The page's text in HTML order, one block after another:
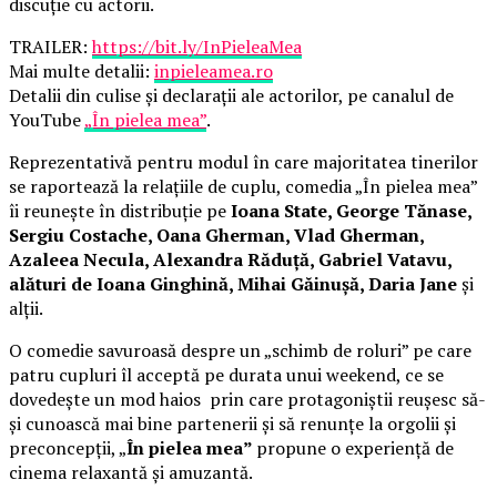
TRAILER:https://bit.ly/InPieleaMea
Mai multe detalii: inpieleamea.ro
Detalii din culise și declarații ale actorilor, pe canalul de
YouTube„În pielea mea”.
Reprezentativă pentru modul în care majoritatea tinerilor
se raportează la relațiile de cuplu, comedia „În pielea mea”
îi reunește în distribuție peIoana State, George Tănase,
Sergiu Costache, Oana Gherman, Vlad Gherman,
Azaleea Necula, Alexandra Răduță, Gabriel Vatavu,
alături de Ioana Ginghină, Mihai Găinușă, Daria Janeși
alții.
O comedie savuroasă despre un „schimb de roluri” pe care
patru cupluri îl acceptă pe durata unui weekend, ce se
dovedește un mod haios prin care protagoniștii reușesc să-
și cunoască mai bine partenerii și să renunțe la orgolii și
preconcepții, „În pielea mea” propune o experiență de
cinema relaxantă și amuzantă.